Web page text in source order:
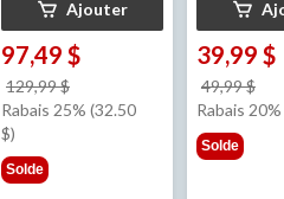
Ajouter
97,49 $
129,99 $
était
Rabais 25% (32.50
$)
Solde
39,99 $
49,99 $
Rabais 20%
Solde